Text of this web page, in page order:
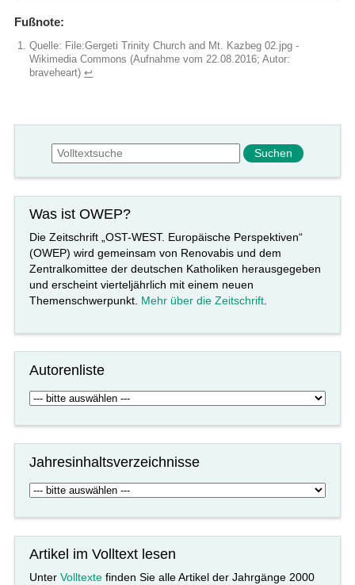
Fußnote:
Quelle: File:Gergeti Trinity Church and Mt. Kazbeg 02.jpg -
Wikimedia Commons (Aufnahme vom 22.08.2016; Autor:
braveheart)↩︎
Suchformular
Suche
Was ist OWEP?
Die Zeitschrift „OST-WEST. Europäische Perspektiven“
(OWEP) wird gemeinsam von Renovabis und dem
Zentralkomittee der deutschen Katholiken herausgegeben
und erscheint vierteljährlich mit einem neuen
Themenschwerpunkt. Mehr über die Zeitschrift
Autorenliste
Jahresinhaltsverzeichnisse
Artikel im Volltext lesen
UnterVolltexte finden Sie alle Artikel der Jahrgänge 2000